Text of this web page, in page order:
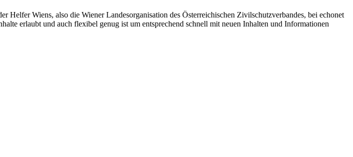
Helfer Wiens, also die Wiener Landesorganisation des Österreichischen Zivilschutzverbandes, bei echonet
erlaubt und auch flexibel genug ist um entsprechend schnell mit neuen Inhalten und Informationen